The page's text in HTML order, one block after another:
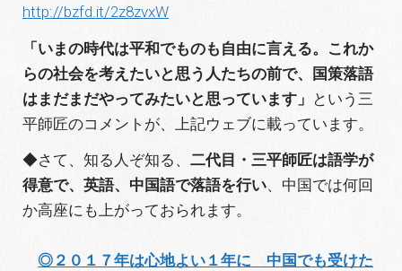
http://bzfd.it/2z8zvxW
「いまの時代は平和でものも自由に言える。これか
らの社会を考えたいと思う人たちの前で、国策落語
はまだまだやってみたいと思っています」 という三
平師匠のコメントが、上記ウェブに載っています。
◆さて、知る人ぞ知る、 二代目・三平師匠は語学が
得意で、英語、中国語で落語を行い、中国では何回
か高座にも上がっておられます。
◎２０１７年は心地よい１年に 中国でも受けた